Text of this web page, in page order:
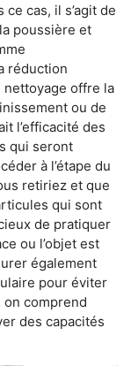
cas, il s’agit de
poussière et
réduction
offre la
ou de
l’efficacité des
qui seront
à l’étape du
retiriez et que
qui sont
de pratiquer
ou l’objet est
également
pour éviter
on comprend
des capacités